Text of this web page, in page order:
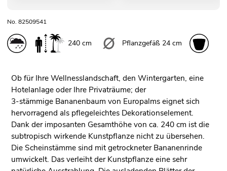
No. 82509541
240 cm Pflanzgefäß 24 cm
Ob für Ihre Wellnesslandschaft, den Wintergarten, eine
Hotelanlage oder Ihre Privaträume; der
3-stämmige Bananenbaum von Europalms eignet sich
hervorragend als pflegeleichtes Dekorationselement.
Dank der imposanten Gesamthöhe von ca. 240 cm ist die
subtropisch wirkende Kunstpflanze nicht zu übersehen.
Die Scheinstämme sind mit getrockneter Bananenrinde
umwickelt. Das verleiht der Kunstpflanze eine sehr